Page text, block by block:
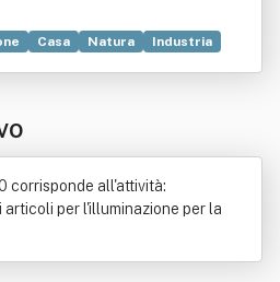
Casa Natura
Industria
corrisponde all'attività:
per l'illuminazione per la